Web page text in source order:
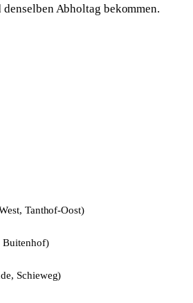
denselben Abholtag bekommen.
Tanthof-Oost)
Schieweg)